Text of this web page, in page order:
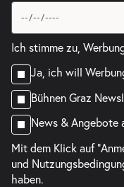
Ich stimme zu,
Ja, ich will
Bühnen Graz
News & Angebote
Mit dem Klick auf
und
haben.